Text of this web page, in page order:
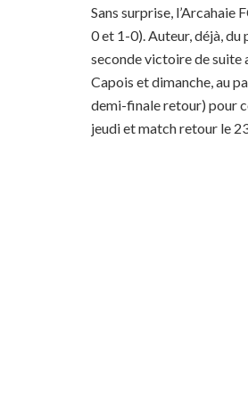
Sans surprise,
0 et 1-0). Auteur, déjà,
seconde victoire de suite
Capois et dimanche, au
demi-finale retour) pour
jeudi et match retour le